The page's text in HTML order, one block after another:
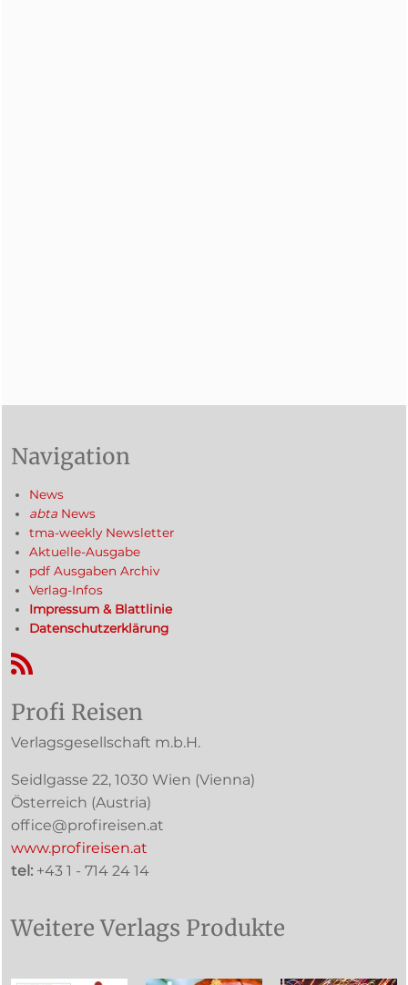
Navigation
News
abta News
tma-weekly Newsletter
Aktuelle-Ausgabe
pdf Ausgaben Archiv
Verlag-Infos
Impressum & Blattlinie
Datenschutzerklärung
RSS-Feed
Profi Reisen
Verlagsgesellschaft m.b.H.
Seidlgasse 22, 1030 Wien (Vienna)
Österreich (Austria)
office@profireisen.at
www.profireisen.at
tel: +43 1 - 714 24 14
Weitere Verlags Produkte